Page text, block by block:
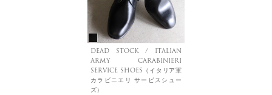
DEAD STOCK / ITALIAN
ARMY CARABINIERI
SERVICE SHOES（イタリア軍
カラビニエリ サービスシュー
ズ）